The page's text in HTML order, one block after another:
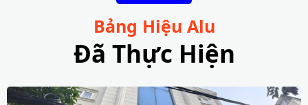
Bảng Hiệu Alu
Đã Thực Hiện